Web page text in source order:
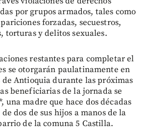
por grupos armados, tales como
forzadas, secuestros,
torturas y delitos sexuales.
restantes para completar el
se otorgarán paulatinamente en
Antioquia durante las próximas
beneficiarias de la jornada se
una madre que hace dos décadas
dos de sus hijos a manos de la
de la comuna 5 Castilla.